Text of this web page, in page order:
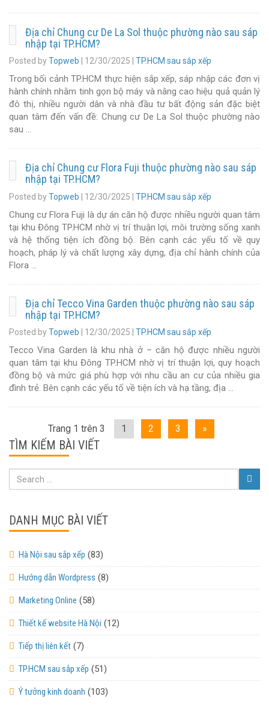
Địa chỉ Chung cư De La Sol thuộc phường nào sau sáp
nhập tại TP.HCM?
Posted byTopweb 12/30/2025 TP.HCM sau sắp xếp
Trong bối cảnh TP.HCM thực hiện sắp xếp, sáp nhập các đơn vị
hành chính nhằm tinh gọn bộ máy và nâng cao hiệu quả quản lý
đô thị, nhiều người dân và nhà đầu tư bất động sản đặc biệt
quan tâm đến vấn đề: Chung cư De La Sol thuộc phường nào
sau …
Địa chỉ Chung cư Flora Fuji thuộc phường nào sau sáp
nhập tại TP.HCM?
Posted byTopweb | 12/30/2025 | TP.HCM sau sắp xếp
Chung cư Flora Fuji là dự án căn hộ được nhiều người quan tâm
tại khu Đông TP.HCM nhờ vị trí thuận lợi, môi trường sống xanh
và hệ thống tiện ích đồng bộ. Bên cạnh các yếu tố về quy
hoạch, pháp lý và chất lượng xây dựng, địa chỉ hành chính của
Flora …
Địa chỉ Tecco Vina Garden thuộc phường nào sau sáp
nhập tại TP.HCM?
Posted byTopweb 12/30/2025 TP.HCM sau sắp xếp
Tecco Vina Garden là khu nhà ở – căn hộ được nhiều người
quan tâm tại khu Đông TP.HCM nhờ vị trí thuận lợi, quy hoạch
đồng bộ và mức giá phù hợp với nhu cầu an cư của nhiều gia
đình trẻ. Bên cạnh các yếu tố về tiện ích và hạ tầng, địa …
Trang 1 trên 3 1 2 3 »
TÌM KIẾM BÀI VIẾT
DANH MỤC BÀI VIẾT
Hà Nội sau sắp xếp (83)
Hướng dẫn Wordpress (8)
Marketing Online (58)
Thiết kế website Hà Nội (12)
Tiếp thị liên kết (7)
TP.HCM sau sắp xếp (51)
Ý tưởng kinh doanh (103)